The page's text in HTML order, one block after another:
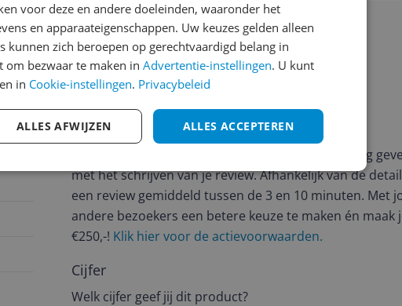
Reviews
Er zijn nog geen reviews geschreven
Heb jij dit product in bezit en wil je graag je mening
met het schrijven van je review. Afhankelijk van de
een review gemiddeld tussen de 3 en 10 minuten. Met
andere bezoekers een betere keuze te maken én maak
€250,-! Klik hier voor de actievoorwaarden.
Cijfer
Welk cijfer geef jij dit product?
voor deze en andere doeleinden, waaronder het
en apparaateigenschappen. Uw keuzes gelden alleen
kunnen zich beroepen op gerechtvaardigd belang in
om bezwaar te maken in Advertentie-instellingen. U kunt
in Cookie-instellingen. Privacybeleid
ALLES ACCEPTEREN
ALLES AFWIJZEN